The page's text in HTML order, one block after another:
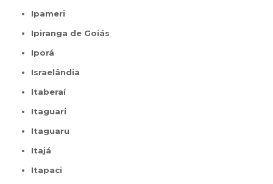
Ipameri
Ipiranga de Goiás
Iporá
Israelândia
Itaberaí
Itaguari
Itaguaru
Itajá
Itapaci